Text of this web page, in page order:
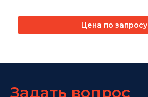
Цена по запросу
Задать вопрос